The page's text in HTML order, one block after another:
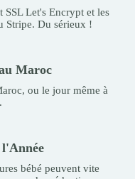
SSL Let's Encrypt et les
Stripe. Du sérieux !
Maroc
ou le jour même à
bébé peuvent vite